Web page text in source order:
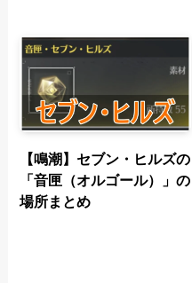
【鳴潮】セブン・ヒルズの
「音匣（オルゴール）」の
場所まとめ